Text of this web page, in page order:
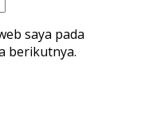
saya pada
berikutnya.